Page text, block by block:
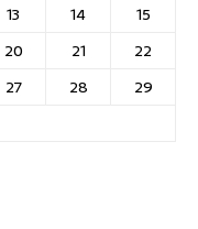
13 14
15
20 21
22
27 28
29